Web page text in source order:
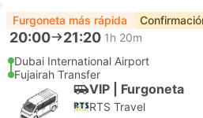
Furgoneta más rápida
20:00 21:20 1h 20m
Dubai International Airport
Fujairah Transfer
VIP | Furgoneta
RTS Travel